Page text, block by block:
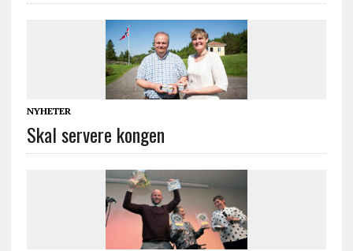
NYHETER
Skal servere kongen